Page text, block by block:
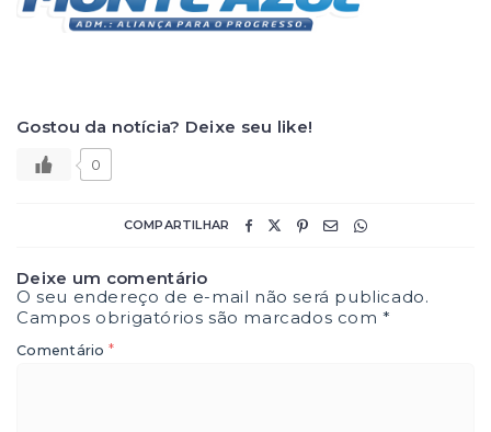
Gostou da notícia? Deixe seu like!
0
COMPARTILHAR
Deixe um comentário
O seu endereço de e-mail não será publicado.
Campos obrigatórios são marcados com*
Comentário *